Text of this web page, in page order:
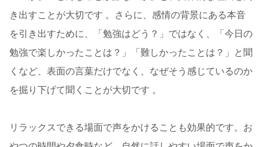
き出すことが大切です 。さらに、感情の背景にある本音
を引き出すために、「勉強はどう？」ではなく、「今日の
勉強で楽しかったことは？」「難しかったことは？」と聞
くなど、表面の言葉だけでなく、なぜそう感じているのか
を掘り下げて聞くことが大切です 。
リラックスできる場面で声をかけることも効果的です。お